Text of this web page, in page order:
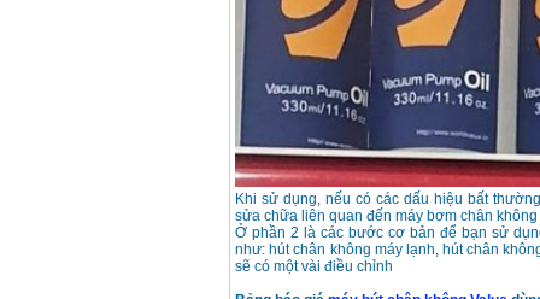
Khi sử dụng, nếu có các dấu hiệu bất
sửa chữa liên quan đến máy bơm chân
Ở phần 2 là các bước cơ bản để bạn sử
như: hút chân không máy lạnh, hút chân
sẽ có một vài điều chỉnh